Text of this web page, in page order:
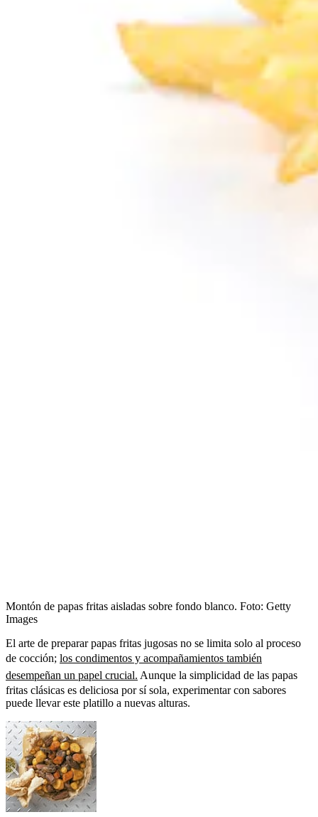
Montón de papas fritas aisladas sobre fondo blanco. Foto: Getty
Images
El arte de preparar papas fritas jugosas no se limita solo al proceso
de cocción; los condimentos y acompañamientos también
desempeñan un papel crucial. Aunque la simplicidad de las papas
fritas clásicas es deliciosa por sí sola, experimentar con sabores
puede llevar este platillo a nuevas alturas.